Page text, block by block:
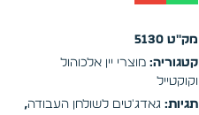
מק"ט 5130
קטגוריה: מוצרי יין אלכוהול
וקוקטייל
תגיות: גאדג'טים לשולחן העבודה,